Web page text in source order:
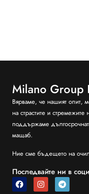
Milano Group
Вярваме, че нашият опит,
на страстите и
поддържаме
мащаб.
Ние сме бъдещето на
Последвайте ни в